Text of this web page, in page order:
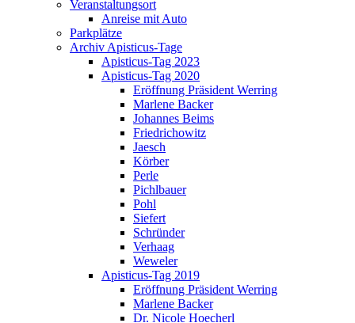
Veranstaltungsort
Anreise mit Auto
Parkplätze
Archiv Apisticus-Tage
Apisticus-Tag 2023
Apisticus-Tag 2020
Eröffnung Präsident Werring
Marlene Backer
Johannes Beims
Friedrichowitz
Jaesch
Körber
Perle
Pichlbauer
Pohl
Siefert
Schründer
Verhaag
Weweler
Apisticus-Tag 2019
Eröffnung Präsident Werring
Marlene Backer
Dr. Nicole Hoecherl